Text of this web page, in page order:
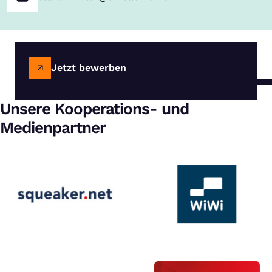
Jetzt bewerben
Unsere Kooperations- und
Medienpartner